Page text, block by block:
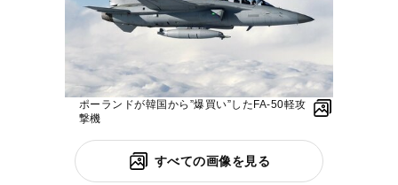
ポーランドが韓国から”爆買い”したFA-50軽攻
撃機
すべての画像を見る